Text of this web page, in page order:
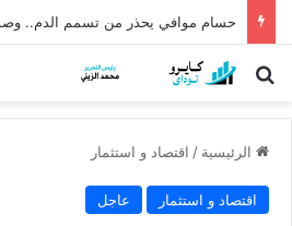
بحث عن
الرئيسية / اقتصاد و استثمار
اقتصاد و استثمار عاجل